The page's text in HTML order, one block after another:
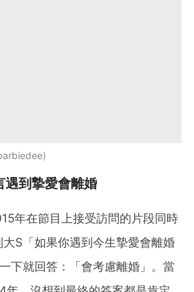
遇到摯愛會離婚
年在節目上接受訪問的片段同時
S「如果你遇到今生摯愛會離婚
下就回答：「會考慮離婚」。當